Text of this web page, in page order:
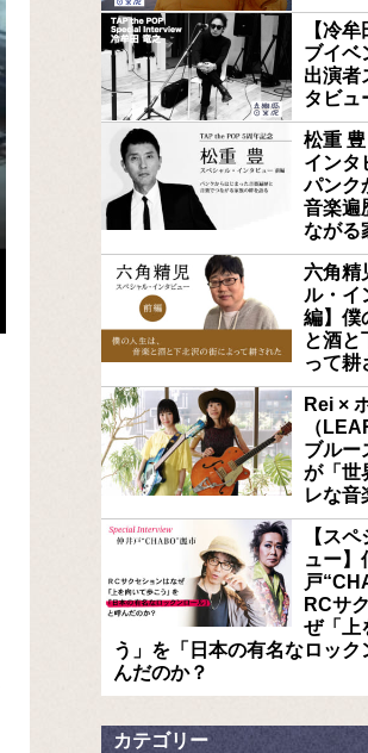
【冷
ブイベ
出演者
タビ
松重 豊
インタ
パンク
音楽遍
ながる
六角精
ル・イ
編】僕
と酒と
って耕
Rei ×
（
ブルー
が「世
レな音
【ス
ュー】
戸
RCサ
ぜ「上
う」を「日本の有名なロック
んだのか？
カテゴリー